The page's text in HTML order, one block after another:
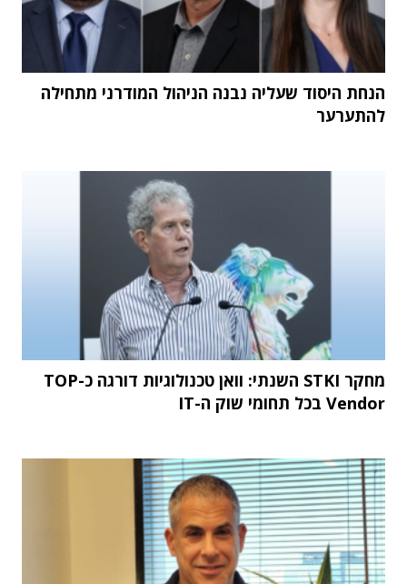
הנחת היסוד שעליה נבנה הניהול המודרני מתחילה
להתערער
מחקר STKI השנתי: וואן טכנולוגיות דורגה כ-TOP
Vendor בכל תחומי שוק ה-IT